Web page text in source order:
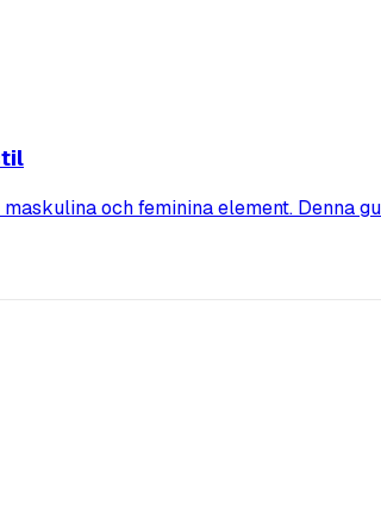
och feminina element. Denna